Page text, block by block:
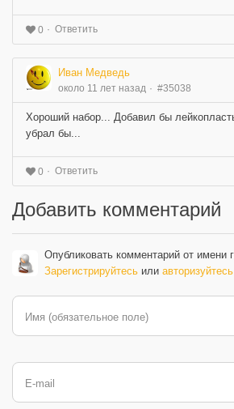
0 Ответить
Иван Медведь
около 11 лет назад #35038
Хороший набор... Добавил бы
убрал бы...
0 Ответить
Добавить комментарий
Опубликовать комментарий от имени
Зарегистрируйтесь или авторизуйтесь
Имя (обязательное поле)
E-mail